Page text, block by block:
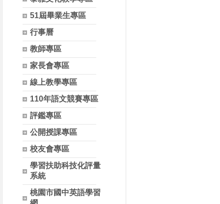
51屆畢業生專區
行事曆
教師專區
家長會專區
線上教學專區
110年語文競賽專區
評鑑專區
公開授課專區
校友會專區
學習扶助科技化評量
系統
桃園市國中英語學習